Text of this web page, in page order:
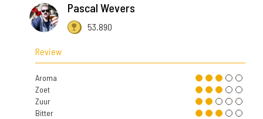
Pascal Wevers
53.890
Review
Aroma
Zoet
Zuur
Bitter